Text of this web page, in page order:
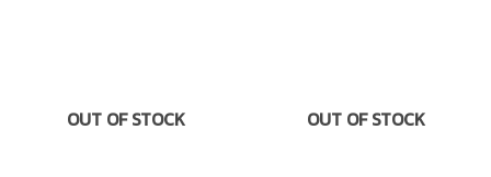
OUT OF STOCK OUT OF STOCK